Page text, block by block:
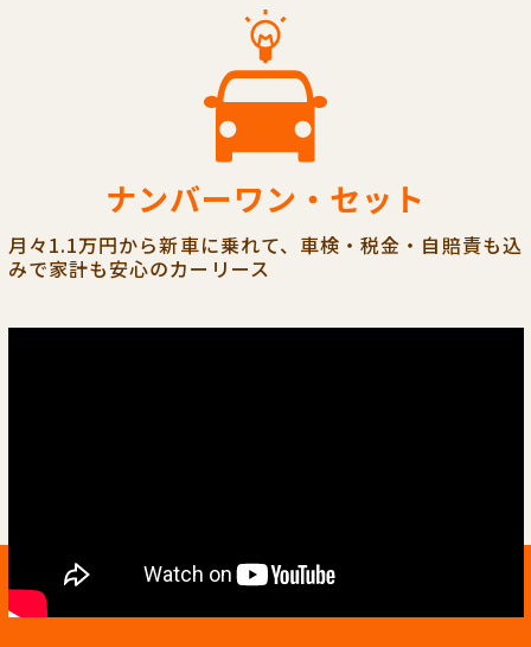
ナンバーワン・セット
月々1.1万円から新車に乗れて、車検・税金・自賠責も込
みで家計も安心のカーリース